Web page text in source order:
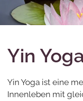
Yin
Yin Yoga ist eine
Innenleben mit